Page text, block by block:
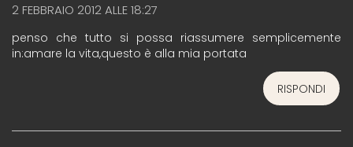
2 FEBBRAIO 2012 ALLE 18:27
penso che tutto si possa riassumere semplicemente
in:amare la vita,questo è alla mia portata
RISPONDI